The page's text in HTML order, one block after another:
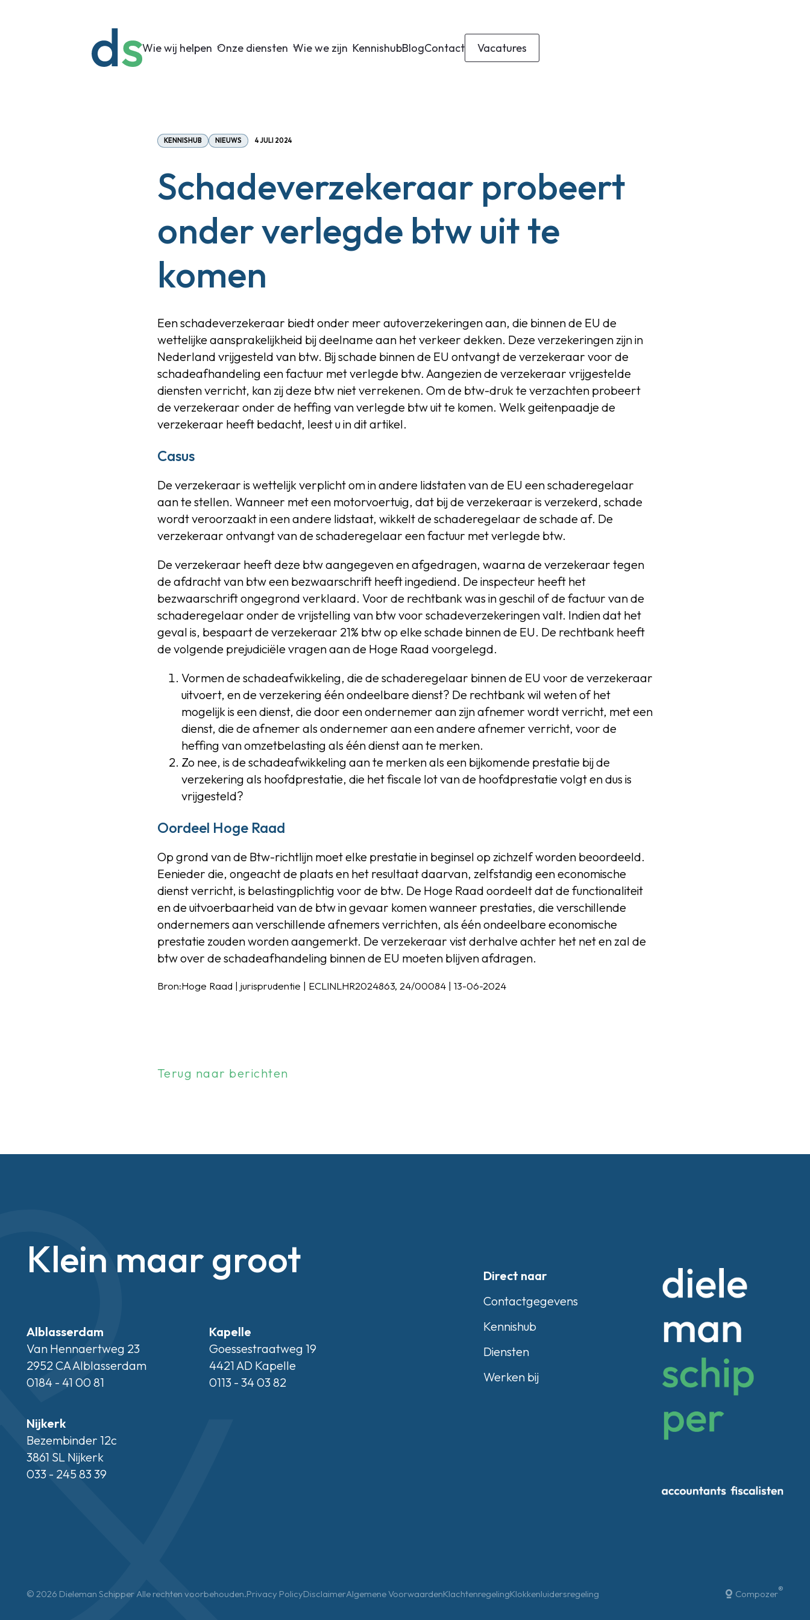
Wie wij helpen Onze diensten Wie we zijn KennishubBlogContact Vacatures
KENNISHUB NIEUWS 4 JULI 2024
Schadeverzekeraar probeert
onder verlegde btw uit te
komen
Een schadeverzekeraar biedt onder meer autoverzekeringen aan, die binnen de EU de
wettelijke aansprakelijkheid bij deelname aan het verkeer dekken. Deze verzekeringen zijn in
Nederland vrijgesteld van btw. Bij schade binnen de EU ontvangt de verzekeraar voor de
schadeafhandeling een factuur met verlegde btw. Aangezien de verzekeraar vrijgestelde
diensten verricht, kan zij deze btw niet verrekenen. Om de btw-druk te verzachten probeert
de verzekeraar onder de heffing van verlegde btw uit te komen. Welk geitenpaadje de
verzekeraar heeft bedacht, leest u in dit artikel.
Casus
De verzekeraar is wettelijk verplicht om in andere lidstaten van de EU een schaderegelaar
aan te stellen. Wanneer met een motorvoertuig, dat bij de verzekeraar is verzekerd, schade
wordt veroorzaakt in een andere lidstaat, wikkelt de schaderegelaar de schade af. De
verzekeraar ontvangt van de schaderegelaar een factuur met verlegde btw.
De verzekeraar heeft deze btw aangegeven en afgedragen, waarna de verzekeraar tegen
de afdracht van btw een bezwaarschrift heeft ingediend. De inspecteur heeft het
bezwaarschrift ongegrond verklaard. Voor de rechtbank was in geschil of de factuur van de
schaderegelaar onder de vrijstelling van btw voor schadeverzekeringen valt. Indien dat het
geval is, bespaart de verzekeraar 21% btw op elke schade binnen de EU. De rechtbank heeft
de volgende prejudiciële vragen aan de Hoge Raad voorgelegd.
Vormen de schadeafwikkeling, die de schaderegelaar binnen de EU voor de verzekeraar
uitvoert, en de verzekering één ondeelbare dienst? De rechtbank wil weten of het
mogelijk is een dienst, die door een ondernemer aan zijn afnemer wordt verricht, met een
dienst, die de afnemer als ondernemer aan een andere afnemer verricht, voor de
heffing van omzetbelasting als één dienst aan te merken.
Zo nee, is de schadeafwikkeling aan te merken als een bijkomende prestatie bij de
verzekering als hoofdprestatie, die het fiscale lot van de hoofdprestatie volgt en dus is
vrijgesteld?
Oordeel Hoge Raad
Op grond van de Btw-richtlijn moet elke prestatie in beginsel op zichzelf worden beoordeeld.
Eenieder die, ongeacht de plaats en het resultaat daarvan, zelfstandig een economische
dienst verricht, is belastingplichtig voor de btw. De Hoge Raad oordeelt dat de functionaliteit
en de uitvoerbaarheid van de btw in gevaar komen wanneer prestaties, die verschillende
ondernemers aan verschillende afnemers verrichten, als één ondeelbare economische
prestatie zouden worden aangemerkt. De verzekeraar vist derhalve achter het net en zal de
btw over de schadeafhandeling binnen de EU moeten blijven afdragen.
Bron:Hoge Raad | jurisprudentie | ECLINLHR2024863, 24/00084 | 13-06-2024
Terug naar berichten
Klein maar groot
Alblasserdam
Van Hennaertweg 23
2952 CA Alblasserdam
0184 - 41 00 81
Kapelle
Goessestraatweg 19
4421 AD Kapelle
0113 - 34 03 82
Nijkerk
Bezembinder 12c
3861 SL Nijkerk
033 - 245 83 39
Direct naar
Contactgegevens
Kennishub
Diensten
Werken bij
© 2026 Dieleman Schipper Alle rechten voorbehouden.Privacy PolicyDisclaimerAlgemene VoorwaardenKlachtenregelingKlokkenluidersregeling Compozer®